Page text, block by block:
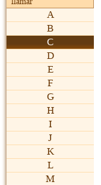
A
B
C
D
E
F
G
H
I
J
K
L
M